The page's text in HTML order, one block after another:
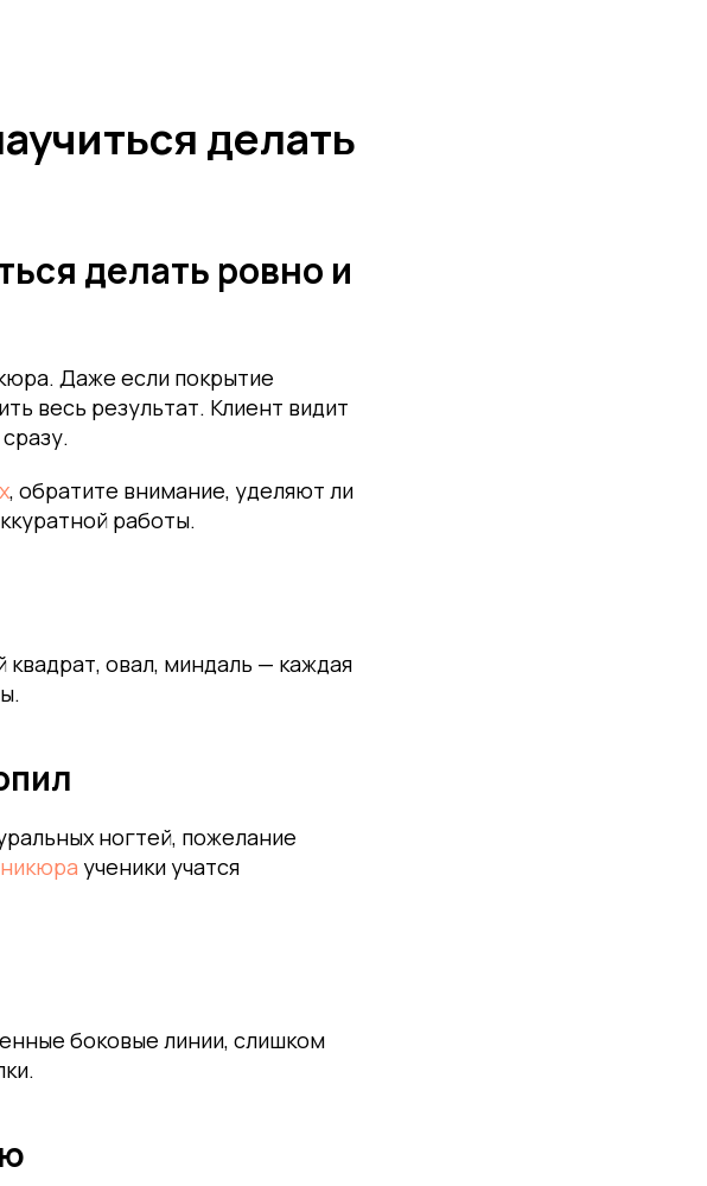
делать
делать ровно и
Даже если покрытие
весь результат. Клиент видит
, обратите внимание, уделяют ли
работы.
овал, миндаль — каждая
ногтей, пожелание
ученики учатся
боковые линии, слишком